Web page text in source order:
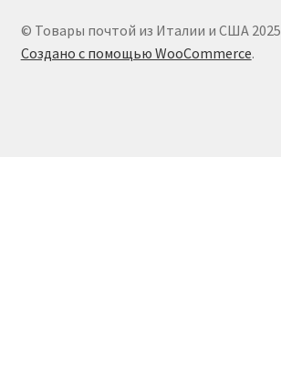
© Товары почтой из Италии и США 2025
Создано с помощью WooCommerce.